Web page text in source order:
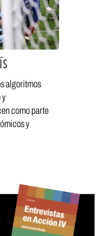
algoritmos
y
como parte
y